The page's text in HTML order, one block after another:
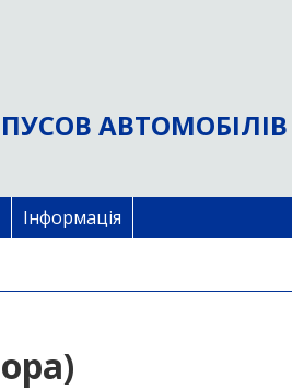
АВТОМОБІЛІВ
Інформація